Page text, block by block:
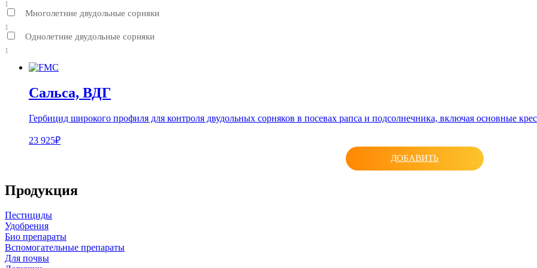
1
Многолетние двудольные сорняки
1
Однолетние двудольные сорняки
1
Сальса, ВДГ
Гербицид широкого профиля для контроля двудольных сорняков в посевах рапса и подсолнечника, включая основные
23 925₽
ДОБАВИТЬ
Продукция
Пестициды
Удобрения
Био препараты
Вспомогательные препараты
Для почвы